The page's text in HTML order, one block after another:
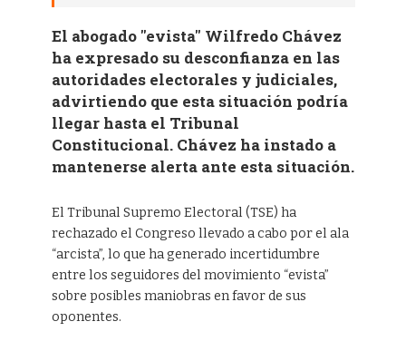
El abogado "evista" Wilfredo Chávez
ha expresado su desconfianza en las
autoridades electorales y judiciales,
advirtiendo que esta situación podría
llegar hasta el Tribunal
Constitucional. Chávez ha instado a
mantenerse alerta ante esta situación.
El Tribunal Supremo Electoral (TSE) ha
rechazado el Congreso llevado a cabo por el ala
“arcista”, lo que ha generado incertidumbre
entre los seguidores del movimiento “evista”
sobre posibles maniobras en favor de sus
oponentes.